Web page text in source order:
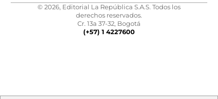
© 2026, Editorial La República S.A.S. Todos los
derechos reservados.
Cr. 13a 37-32, Bogotá
(+57) 1 4227600